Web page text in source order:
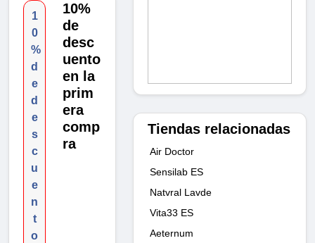
1
0
%
d
e
d
e
s
c
u
e
n
t
o
10%
de
desc
uento
en la
prim
era
comp
ra
Tiendas relacionadas
Air Doctor
Sensilab ES
Natvral Lavde
Vita33 ES
Aeternum